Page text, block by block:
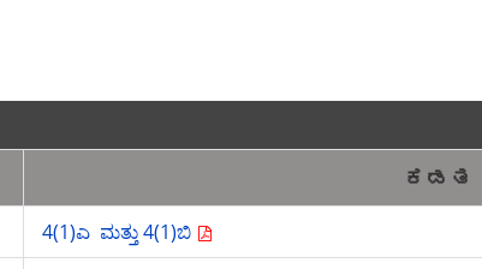
ಕಡತ
4(1)ಎ ಮತ್ತು 4(1)ಬಿ